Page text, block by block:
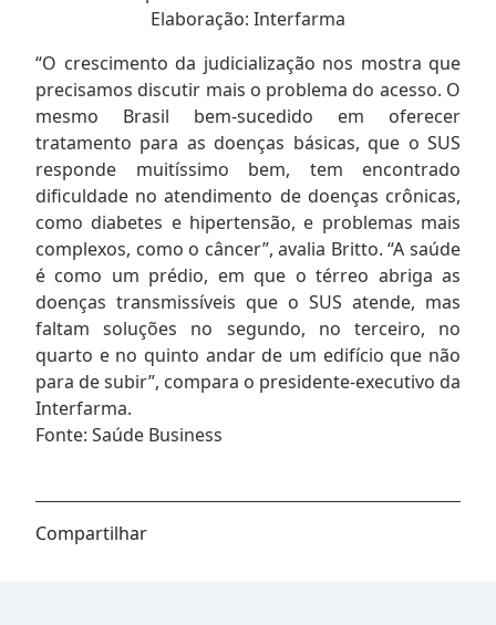
Elaboração: Interfarma
“O crescimento da judicialização nos mostra que
precisamos discutir mais o problema do acesso. O
mesmo Brasil bem-sucedido em oferecer
tratamento para as doenças básicas, que o SUS
responde muitíssimo bem, tem encontrado
dificuldade no atendimento de doenças crônicas,
como diabetes e hipertensão, e problemas mais
complexos, como o câncer”, avalia Britto. “A saúde
é como um prédio, em que o térreo abriga as
doenças transmissíveis que o SUS atende, mas
faltam soluções no segundo, no terceiro, no
quarto e no quinto andar de um edifício que não
para de subir”, compara o presidente-executivo da
Interfarma.
Fonte: Saúde Business
Compartilhar